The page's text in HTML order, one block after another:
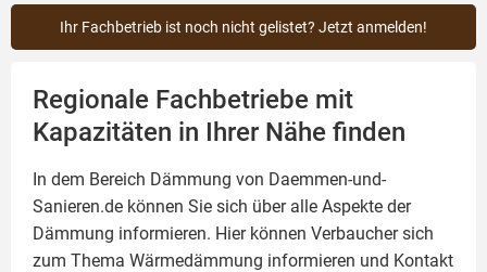
Ihr Fachbetrieb ist noch nicht gelistet? Jetzt anmelden!
Regionale Fachbetriebe mit
Kapazitäten in Ihrer Nähe finden
In dem Bereich Dämmung von Daemmen-und-
Sanieren.de können Sie sich über alle Aspekte der
Dämmung informieren. Hier können Verbaucher sich
zum Thema Wärmedämmung informieren und Kontakt